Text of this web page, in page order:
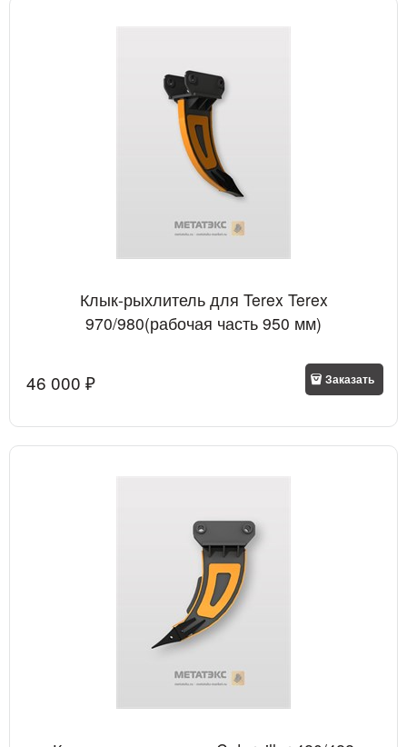
Клык-рыхлитель для Terex Terex
970/980(рабочая часть 950 мм)
46 000 ₽ Заказать